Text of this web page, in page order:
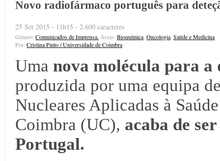
Novo radiofármaco português para
25 Set 2015 - 11h15 - 2.600 caracteres
Género: Comunicados de Imprensa. Áreas: Bioquímica, Oncologia, Saúde e Medicina
Por: Cristina Pinto / Universidade de Coimbra
Uma nova molécula para a
produzida por uma equipa
Nucleares Aplicadas à
Coimbra (UC), acaba de
Portugal.